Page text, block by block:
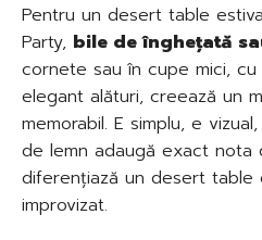
Pentru un desert table
Party, bile de înghețată
cornete sau în cupe mici,
elegant alături, creează un
memorabil. E simplu, e
de lemn adaugă exact nota
diferențiază un desert table
improvizat.